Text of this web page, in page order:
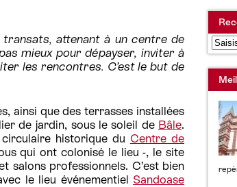
attenant à un centre de
mieux pour dépayser, inviter à
les rencontres. C’est le but de
ainsi que des terrasses installées
de jardin, sous le soleil de Bâle.
historique du Centre de
qui ont colonisé le lieu -, le site
salons professionnels. C’est bien
le lieu événementiel Sandoase